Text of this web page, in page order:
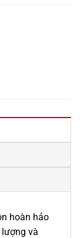
hoàn hảo
và